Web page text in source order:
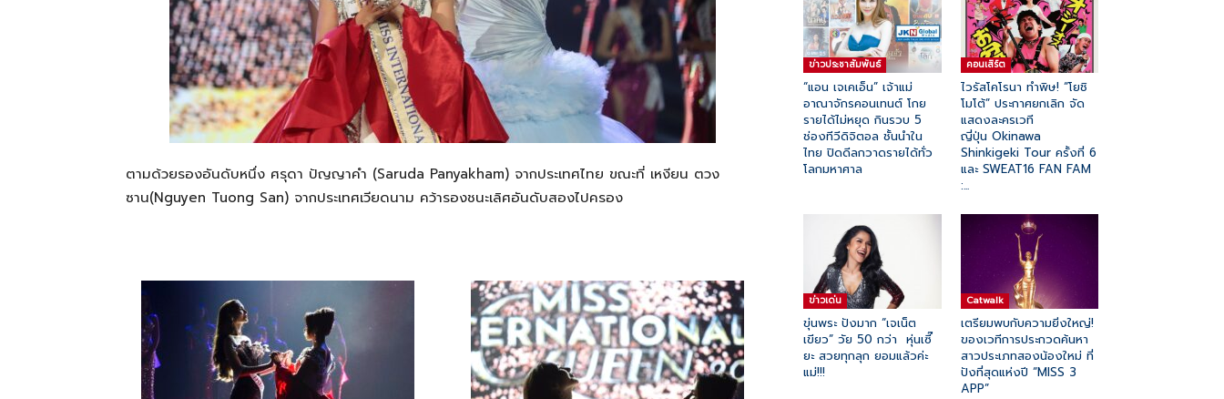
ตามด้วยรองอันดับหนึ่ง ศรุดา ปัญญาคำ (Saruda Panyakham) จากประเทศไทย ขณะที่ เหงียน ตวง
ซาน(Nguyen Tuong San) จากประเทศเวียดนาม คว้ารองชนะเลิศอันดับสองไปครอง
ข่าวประชาสัมพันธ์
“แอน เจเคเอ็น” เจ้าแม่
อาณาจักรคอนเทนต์ โกย
รายได้ไม่หยุด กินรวบ 5
ช่องทีวีดิจิตอล ชั้นนำใน
ไทย ปิดดีลกวาดรายได้ทั่ว
โลกมหาศาล
คอนเสิร์ต
ไวรัสโคโรนา ทำพิษ! “โยชิ
โมโต้” ประกาศยกเลิก จัด
แสดงละครเวที
ญี่ปุ่น Okinawa
Shinkigeki Tour ครั้งที่ 6
และ SWEAT16 FAN FAM
:...
ข่าวเด่น
ขุ่นพระ ปังมาก “เจเน็ต
เขียว” วัย 50 กว่า หุ่นเซี๊
ยะ สวยทุกลุก ยอมแล้วค่ะ
แม่!!!
Catwalk
เตรียมพบกับความยิ่งใหญ่!
ของเวทีการประกวดค้นหา
สาวประเภทสองน้องใหม่ ที่
ปังที่สุดแห่งปี “MISS 3
APP”